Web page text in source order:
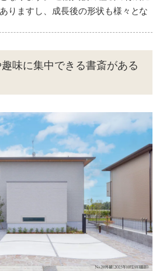
りますし、成長後の形状も様々とな
趣味に集中できる書斎がある